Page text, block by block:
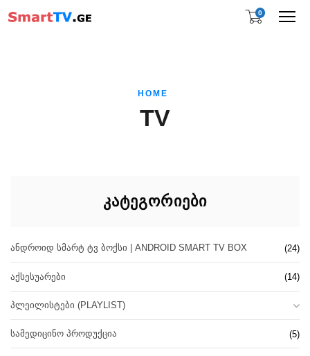
0
HOME
TV
ᲙᲐᲢᲔᲒᲝᲠᲘᲔᲑᲘ
ᲐᲜᲓᲠᲝᲘᲓ ᲡᲛᲐᲠᲢ ᲢᲕ ᲑᲝᲥᲡᲘ | ANDROID SMART TV BOX (24)
ᲐᲥᲡᲔᲡᲣᲐᲠᲔᲑᲘ (14)
ᲞᲚᲔᲘᲚᲘᲡᲢᲔᲑᲘ (PLAYLIST)
ᲡᲐᲛᲔᲓᲘᲪᲘᲜᲝ ᲞᲠᲝᲓᲣᲥᲪᲘᲐ (5)